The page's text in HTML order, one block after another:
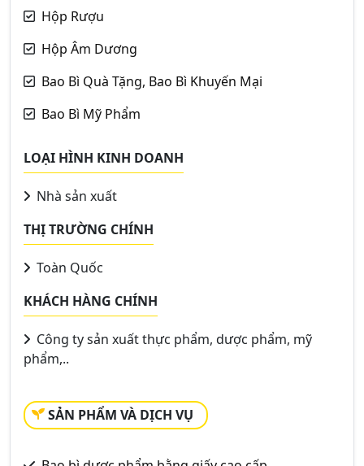
Hộp Rượu
Hộp Âm Dương
Bao Bì Quà Tặng, Bao Bì Khuyến Mại
Bao Bì Mỹ Phẩm
LOẠI HÌNH KINH DOANH
Nhà sản xuất
THỊ TRƯỜNG CHÍNH
Toàn Quốc
KHÁCH HÀNG CHÍNH
Công ty sản xuất thực phẩm, dược phẩm, mỹ
phẩm,..
SẢN PHẨM VÀ DỊCH VỤ